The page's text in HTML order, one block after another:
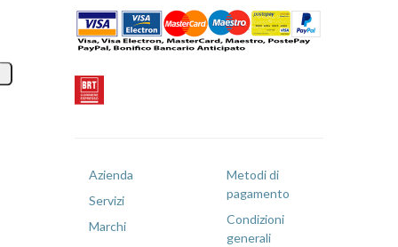
Azienda
Servizi
Marchi
Metodi di
pagamento
Condizioni
generali